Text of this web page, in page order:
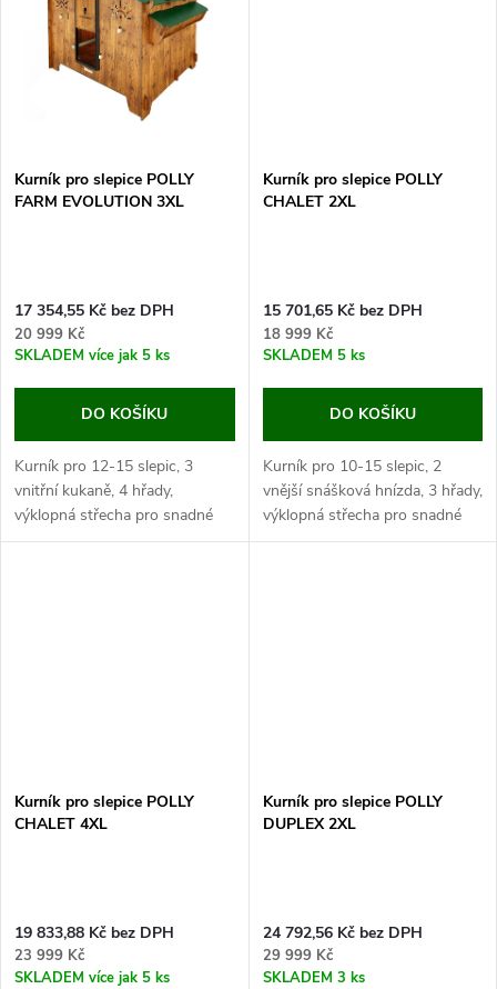
Kurník pro slepice POLLY
FARM EVOLUTION 3XL
17 354,55 Kč bez DPH
20 999 Kč
SKLADEM více jak 5 ks
DO KOŠÍKU
Kurník pro 12-15 slepic, 3
vnitřní kukaně, 4 hřady,
výklopná střecha pro snadné
čištění, HPL laminát, rozměry:
Kurník pro slepice POLLY
CHALET 2XL
15 701,65 Kč bez DPH
18 999 Kč
SKLADEM 5 ks
DO KOŠÍKU
Kurník pro 10-15 slepic, 2
vnější snášková hnízda, 3 hřady,
výklopná střecha pro snadné
čištění, HPL laminát,
Kurník pro slepice POLLY
CHALET 4XL
19 833,88 Kč bez DPH
23 999 Kč
SKLADEM více jak 5 ks
Kurník pro slepice POLLY
DUPLEX 2XL
24 792,56 Kč bez DPH
29 999 Kč
SKLADEM 3 ks